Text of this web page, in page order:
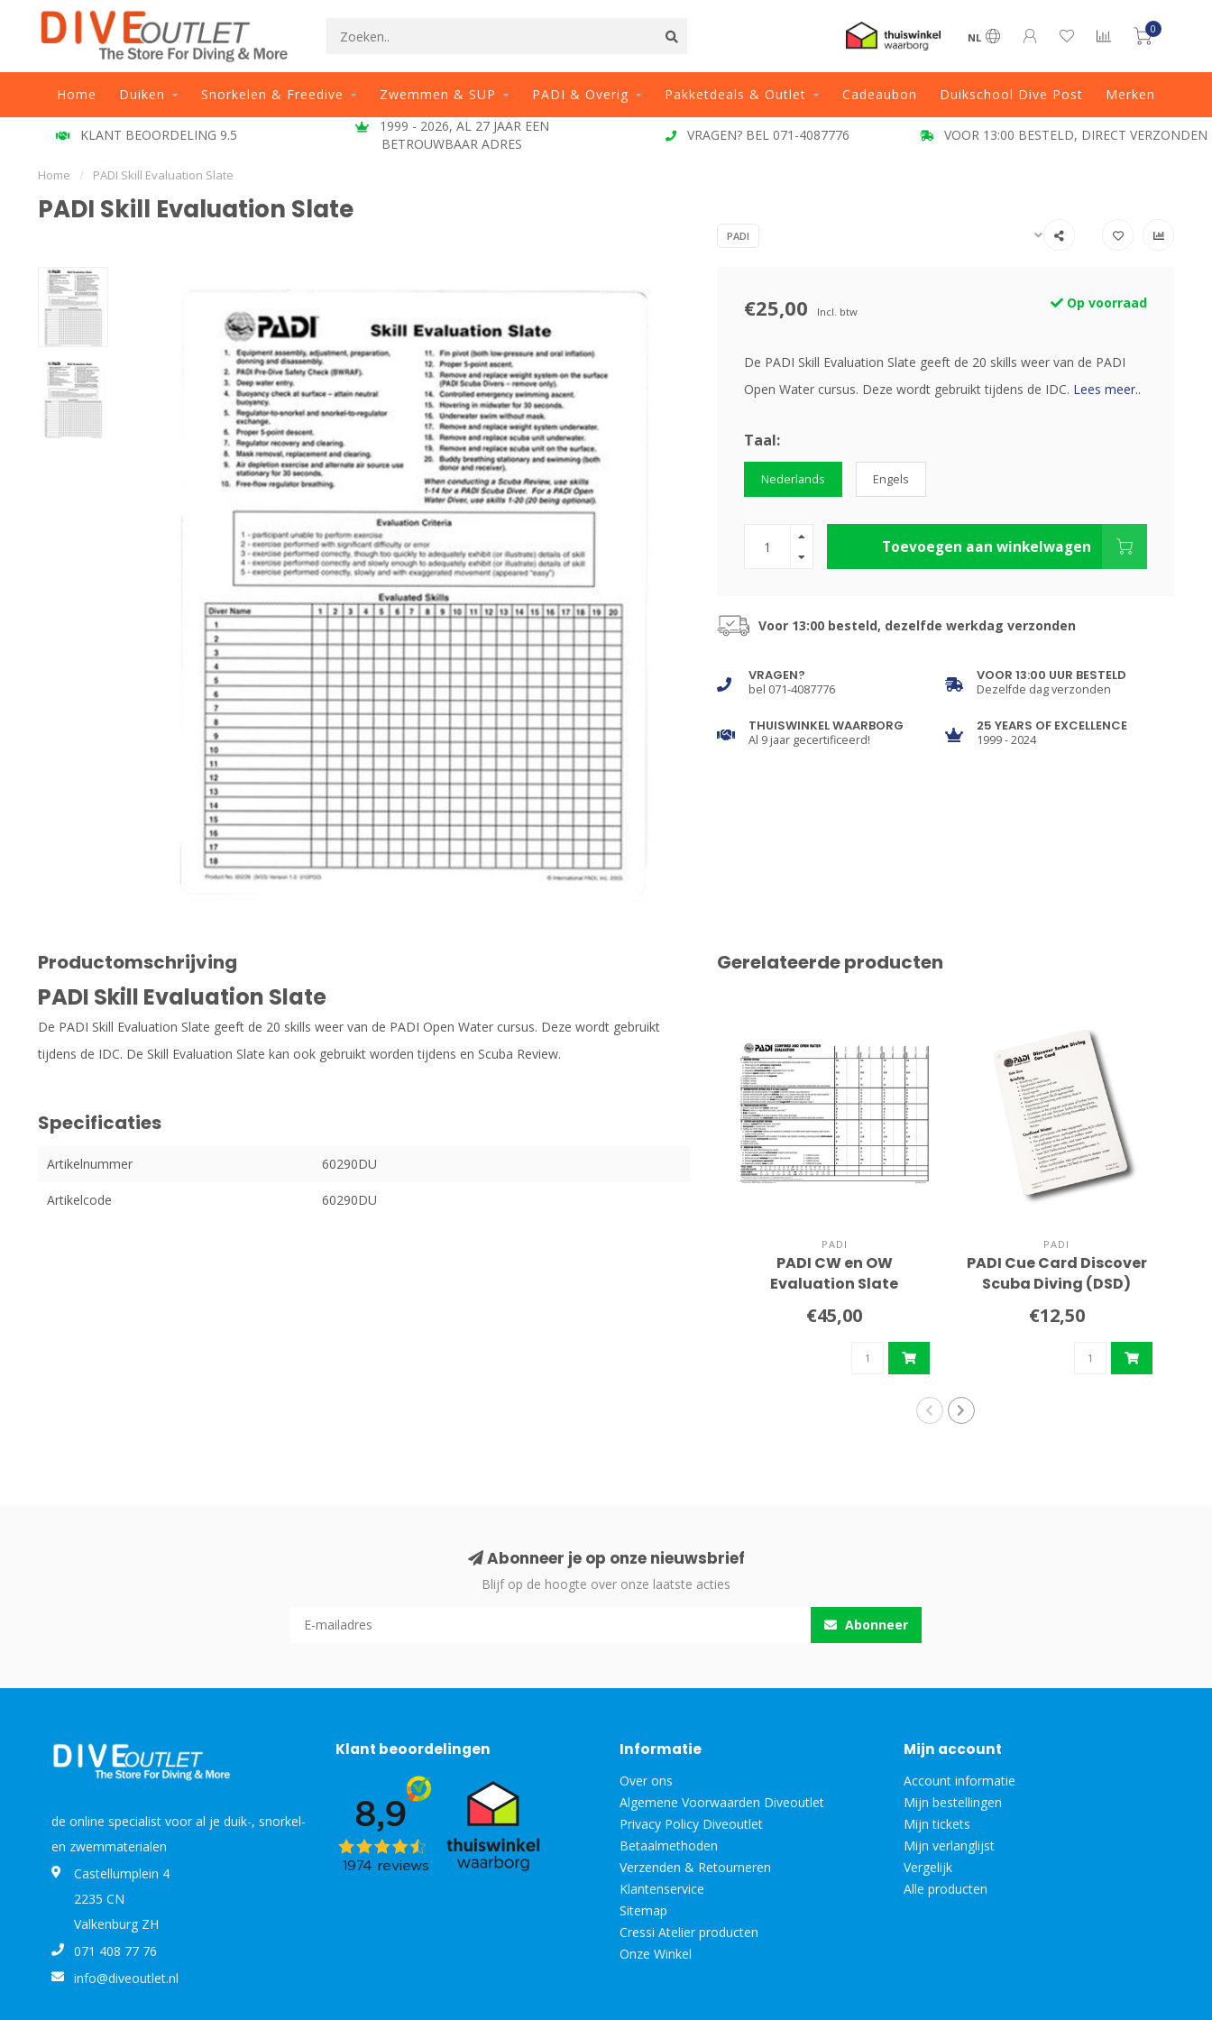
NL
0
Home Duiken Snorkelen & Freedive Zwemmen & SUP PADI & Overig Pakketdeals & Outlet Cadeaubon Duikschool Dive Post Merken
KLANT BEOORDELING 9.5
1999 - 2026, AL 27 JAAR EEN
BETROUWBAAR ADRES
VRAGEN? BEL 071-4087776 VOOR 13:00 BESTELD, DIRECT VERZONDEN
Home / PADI Skill Evaluation Slate
PADI Skill Evaluation Slate
PADI
€25,00 Incl. btw
Op voorraad
De PADI Skill Evaluation Slate geeft de 20 skills weer van de PADI
Open Water cursus. Deze wordt gebruikt tijdens de IDC. Lees meer..
Taal:
Nederlands Engels
Toevoegen aan winkelwagen
Voor 13:00 besteld, dezelfde werkdag verzonden
VRAGEN?
bel 071-4087776
VOOR 13:00 UUR BESTELD
Dezelfde dag verzonden
THUISWINKEL WAARBORG
Al 9 jaar gecertificeerd!
25 YEARS OF EXCELLENCE
1999 - 2024
Productomschrijving
PADI Skill Evaluation Slate
De PADI Skill Evaluation Slate geeft de 20 skills weer van de PADI Open Water cursus. Deze wordt gebruikt
tijdens de IDC. De Skill Evaluation Slate kan ook gebruikt worden tijdens en Scuba Review.
Specificaties
Artikelnummer 60290DU
Artikelcode 60290DU
Gerelateerde producten
PADI
PADI CW en OW
Evaluation Slate
€45,00
PADI
PADI Cue Card Discover
Scuba Diving (DSD)
€12,50
Abonneer je op onze nieuwsbrief
Blijf op de hoogte over onze laatste acties
Abonneer
de online specialist voor al je duik-, snorkel-
en zwemmaterialen
Castellumplein 4
2235 CN
Valkenburg ZH
071 408 77 76
info@diveoutlet.nl
Klant beoordelingen Informatie
Over ons
Algemene Voorwaarden Diveoutlet
Privacy Policy Diveoutlet
Betaalmethoden
Verzenden & Retourneren
Klantenservice
Sitemap
Cressi Atelier producten
Onze Winkel
Mijn account
Account informatie
Mijn bestellingen
Mijn tickets
Mijn verlanglijst
Vergelijk
Alle producten